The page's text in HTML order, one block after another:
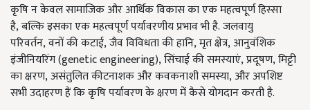
कृषि न केवल सामाजिक और आर्थिक विकास का एक महत्वपूर्ण हिस्सा
है, बल्कि इसका एक महत्वपूर्ण पर्यावरणीय प्रभाव भी है. जलवायु
परिवर्तन, वनों की कटाई, जैव विविधता की हानि, मृत क्षेत्र, आनुवंशिक
इंजीनियरिंग (genetic engineering), सिंचाई की समस्याएं, प्रदूषण, मिट्टी
का क्षरण, असंतुलित कीटनाशक और कवकनाशी समस्या, और अपशिष्ट
सभी उदाहरण हैं कि कृषि पर्यावरण के क्षरण में कैसे योगदान करती है.